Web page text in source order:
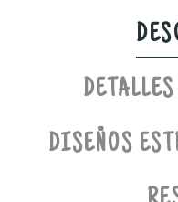
DISEÑOS